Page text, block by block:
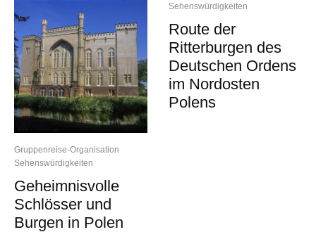
Gruppenreise-Organisation
Sehenswürdigkeiten
Geheimnisvolle
Schlösser und
Burgen in Polen
Sehenswürdigkeiten
Route der
Ritterburgen des
Deutschen Ordens
im Nordosten
Polens